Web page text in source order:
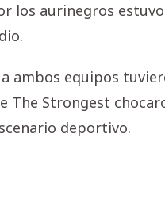
los aurinegros
ambos equipos
The Strongest
deportivo.